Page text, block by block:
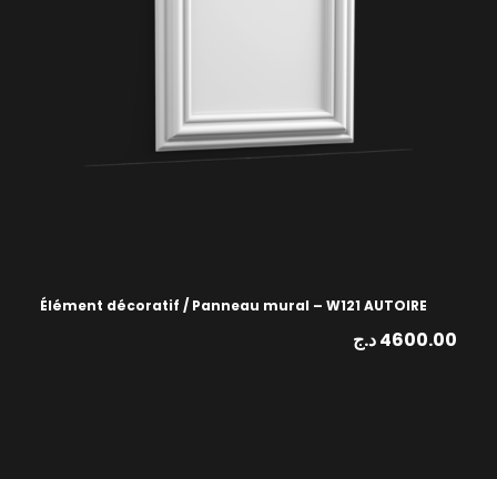
Élément décoratif / Panneau mural – W121 AUTOIRE
4600.00د.ج